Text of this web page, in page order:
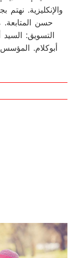
فنية-إقتصادية-
والإنكليزية.
حسن المتابعة.
التسويق: السيد
أبوكلام.